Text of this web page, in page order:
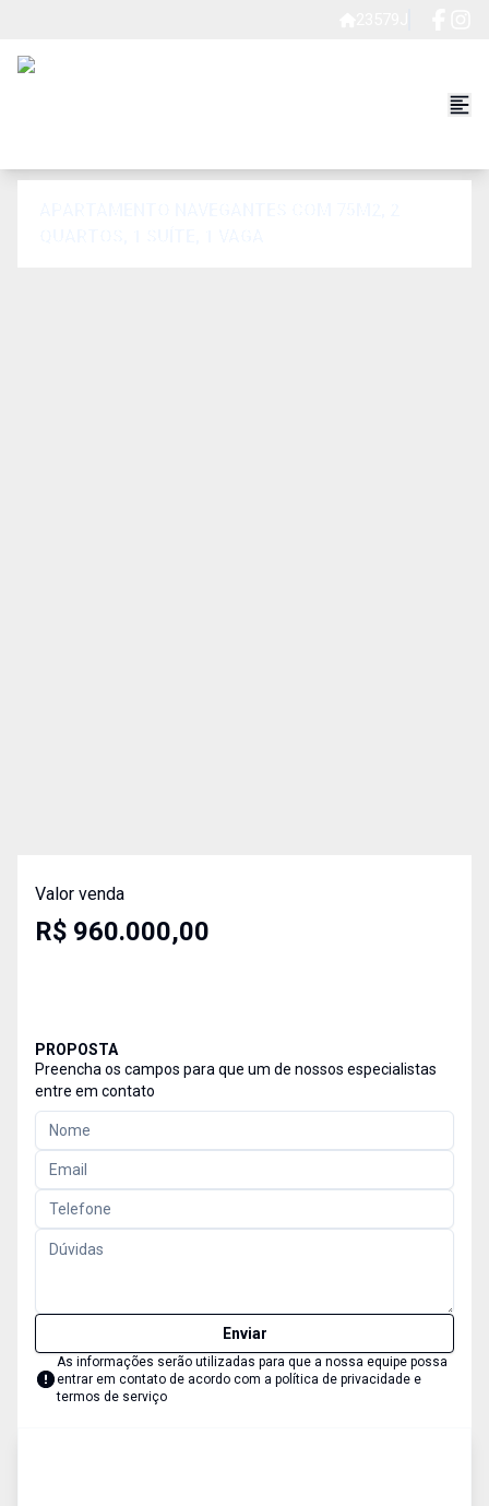
Valor venda
R$ 960.000,00
PROPOSTA
Preencha os campos para que um de nossos especialistas
entre em contato
Enviar
As informações serão utilizadas para que a nossa equipe possa
entrar em contato de acordo com a política de privacidade e
termos de serviço